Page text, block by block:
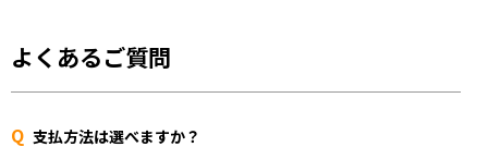
よくあるご質問
Q 支払方法は選べますか？